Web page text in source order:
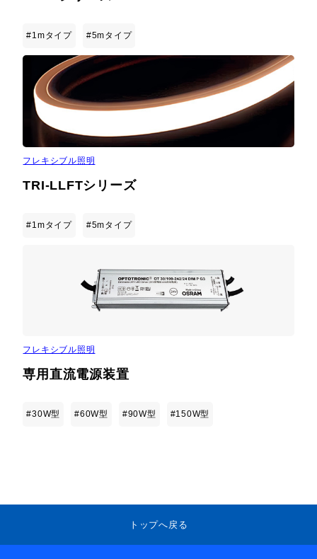
#1mタイプ #5mタイプ
フレキシブル照明
TRI-LLFTシリーズ
#1mタイプ #5mタイプ
フレキシブル照明
専用直流電源装置
#30W型 #60W型 #90W型 #150W型
トップへ戻る